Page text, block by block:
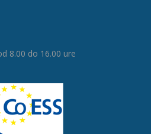
8.00 do 16.00 ure